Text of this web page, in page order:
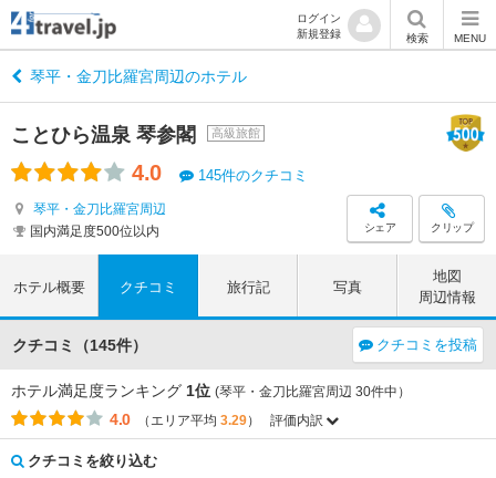
ログイン
新規登録
検索 MENU
琴平・金刀比羅宮周辺のホテル
ことひら温泉 琴参閣 高級旅館
4.0 145件のクチコミ
琴平・金刀比羅宮周辺
国内満足度500位以内
シェア クリップ
ホテル概要 クチコミ 旅行記 写真
地図
周辺情報
クチコミ（145件） クチコミを投稿
ホテル満足度ランキング 1位 (琴平・金刀比羅宮周辺 30件中）
4.0 （エリア平均 3.29）
評価内訳
評価項目
エリア平均
このホテルの平均
アクセス
コストパフォーマンス
クチコミを絞り込む